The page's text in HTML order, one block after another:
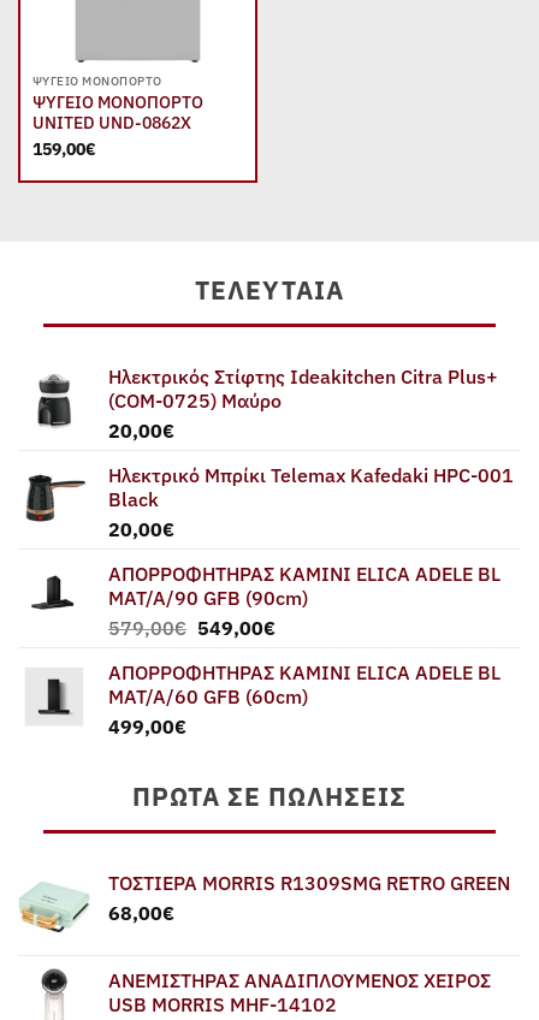
ΨΥΓΕΊΟ ΜΟΝΌΠΟΡΤΟ
ΨΥΓΕΙΟ ΜΟΝΟΠΟΡΤΟ
UNITED UND-0862X
159,00€
ΤΕΛΕΥΤΑΊΑ
Ηλεκτρικός Στίφτης Ideakitchen Citra Plus+
(COM-0725) Μαύρο
20,00€
Ηλεκτρικό Μπρίκι Telemax Kafedaki HPC-001
Black
20,00€
ΑΠΟΡΡΟΦΗΤΗΡΑΣ ΚΑΜΙΝΙ ELICA ADELE BL
MAT/A/90 GFB (90cm)
579,00€ Original
was:
579,00€.
549,00€Η
τιμή
είναι:
ΑΠΟΡΡΟΦΗΤΗΡΑΣ ΚΑΜΙΝΙ ELICA ADELE BL
MAT/A/60 GFB (60cm)
499,00€
ΠΡΏΤΑ ΣΕ ΠΩΛΉΣΕΙΣ
ΤΟΣΤΙΕΡΑ MORRIS R1309SMG RETRO GREEN
68,00€
ΑΝΕΜΙΣΤΗΡΑΣ ΑΝΑΔΙΠΛΟΥΜΕΝΟΣ ΧΕΙΡΟΣ
USB MORRIS MHF-14102